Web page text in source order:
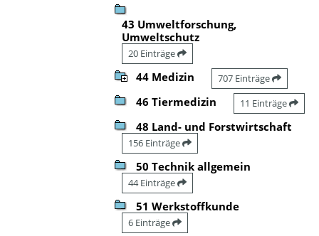
43 Umweltforschung,
Umweltschutz
20 Einträge
44 Medizin 707 Einträge
46 Tiermedizin 11 Einträge
48 Land- und Forstwirtschaft
156 Einträge
50 Technik allgemein
44 Einträge
51 Werkstoffkunde
6 Einträge